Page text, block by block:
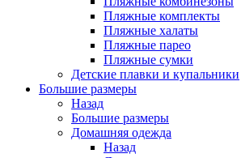
Пляжные комплекты
Пляжные халаты
Пляжные парео
Пляжные сумки
Детские плавки и купальники
Большие размеры
Назад
Большие размеры
Домашняя одежда
Назад